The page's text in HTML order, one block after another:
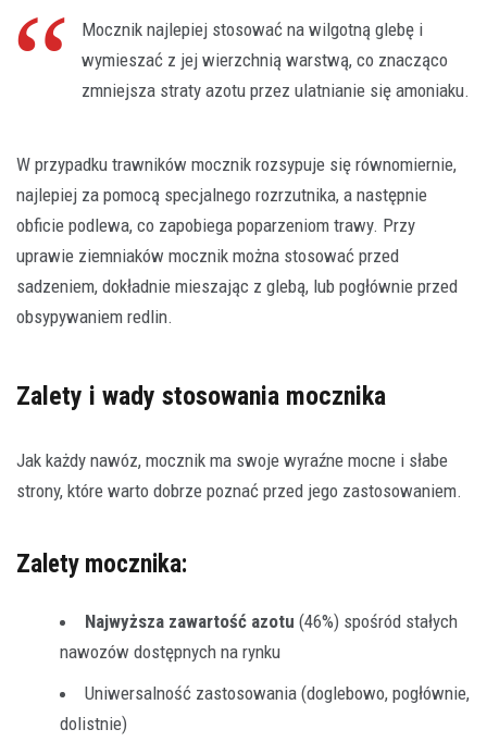
Mocznik najlepiej stosować na wilgotną glebę i
wymieszać z jej wierzchnią warstwą, co znacząco
zmniejsza straty azotu przez ulatnianie się amoniaku.
W przypadku trawników mocznik rozsypuje się równomiernie,
najlepiej za pomocą specjalnego rozrzutnika, a następnie
obficie podlewa, co zapobiega poparzeniom trawy. Przy
uprawie ziemniaków mocznik można stosować przed
sadzeniem, dokładnie mieszając z glebą, lub pogłównie przed
obsypywaniem redlin.
Zalety i wady stosowania mocznika
Jak każdy nawóz, mocznik ma swoje wyraźne mocne i słabe
strony, które warto dobrze poznać przed jego zastosowaniem.
Zalety mocznika:
Najwyższa zawartość azotu (46%) spośród stałych
nawozów dostępnych na rynku
Uniwersalność zastosowania (doglebowo, pogłównie,
dolistnie)